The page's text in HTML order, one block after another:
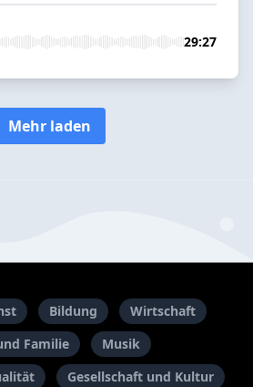
29:27
Mehr laden
Bildung
Wirtschaft
Familie
Musik
Gesellschaft und Kultur